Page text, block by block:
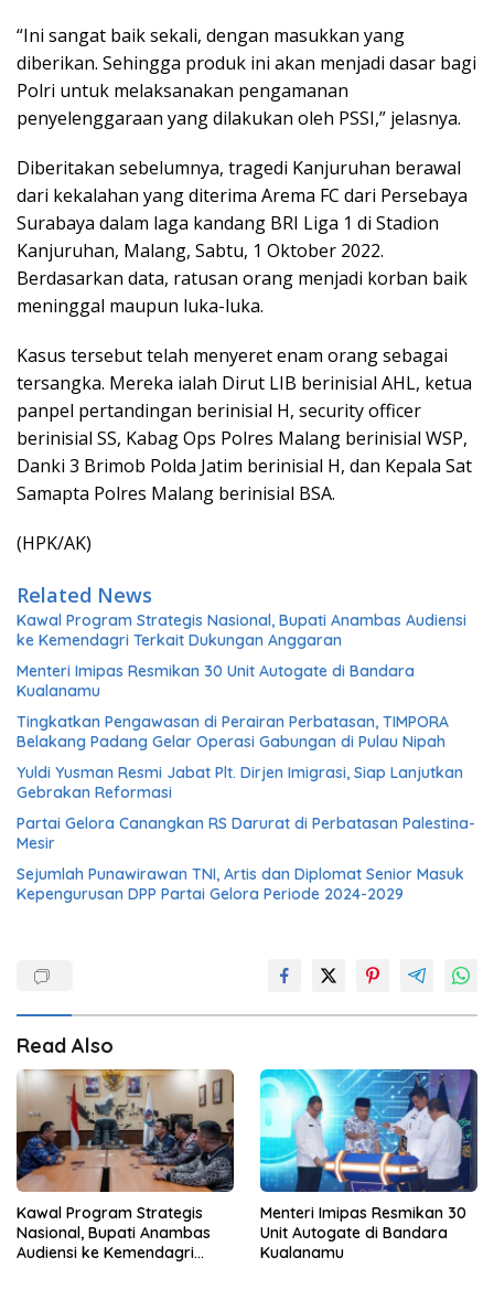
“Ini sangat baik sekali, dengan masukkan yang
diberikan. Sehingga produk ini akan menjadi dasar bagi
Polri untuk melaksanakan pengamanan
penyelenggaraan yang dilakukan oleh PSSI,” jelasnya.
Diberitakan sebelumnya, tragedi Kanjuruhan berawal
dari kekalahan yang diterima Arema FC dari Persebaya
Surabaya dalam laga kandang BRI Liga 1 di Stadion
Kanjuruhan, Malang, Sabtu, 1 Oktober 2022.
Berdasarkan data, ratusan orang menjadi korban baik
meninggal maupun luka-luka.
Kasus tersebut telah menyeret enam orang sebagai
tersangka. Mereka ialah Dirut LIB berinisial AHL, ketua
panpel pertandingan berinisial H, security officer
berinisial SS, Kabag Ops Polres Malang berinisial WSP,
Danki 3 Brimob Polda Jatim berinisial H, dan Kepala Sat
Samapta Polres Malang berinisial BSA.
(HPK/AK)
Related News
Kawal Program Strategis Nasional, Bupati Anambas Audiensi
ke Kemendagri Terkait Dukungan Anggaran
Menteri Imipas Resmikan 30 Unit Autogate di Bandara
Kualanamu
Tingkatkan Pengawasan di Perairan Perbatasan, TIMPORA
Belakang Padang Gelar Operasi Gabungan di Pulau Nipah
Yuldi Yusman Resmi Jabat Plt. Dirjen Imigrasi, Siap Lanjutkan
Gebrakan Reformasi
Partai Gelora Canangkan RS Darurat di Perbatasan Palestina-
Mesir
Sejumlah Punawirawan TNI, Artis dan Diplomat Senior Masuk
Kepengurusan DPP Partai Gelora Periode 2024-2029
Read Also
Kawal Program Strategis
Nasional, Bupati Anambas
Audiensi ke Kemendagri
Menteri Imipas Resmikan 30
Unit Autogate di Bandara
Kualanamu